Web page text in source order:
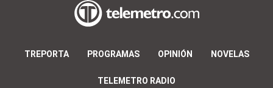
TREPORTA PROGRAMAS OPINIÓN NOVELAS
TELEMETRO RADIO